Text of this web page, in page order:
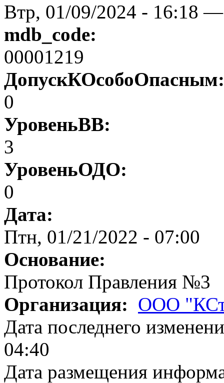
Втр, 01/09/2024 - 16:18 —
mdb_code:
00001219
0
УровеньВВ:
3
УровеньОДО:
0
Дата:
Птн, 01/21/2022 - 07:00
Основание:
Протокол Правления №3
Организация: ООО
Дата последнего
04:40
Дата размещения